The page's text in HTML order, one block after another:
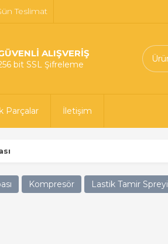
Teslimat
ALIŞVERİŞ
bit SSL Şifreleme
Parçalar İletişim
Kompresör Lastik Tamir Spreyi